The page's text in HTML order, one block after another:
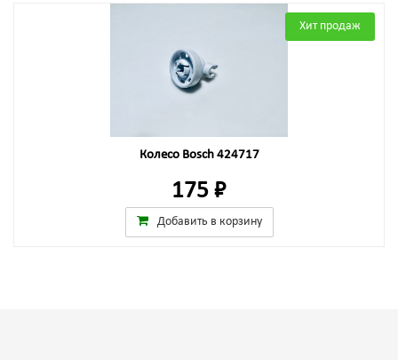
Хит продаж
Колесо Bosch 424717
175 ₽
Добавить в корзину